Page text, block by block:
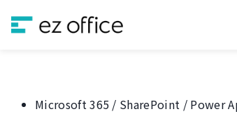
Microsoft 365 / SharePoint / Power